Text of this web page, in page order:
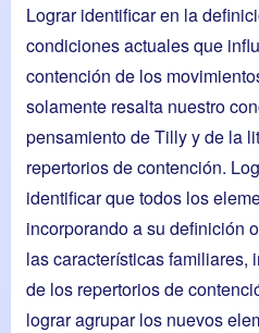
Lograr identificar en la
condiciones actuales que
contención de los
solamente resalta nuestro
pensamiento de Tilly y de la
repertorios de contención.
identificar que todos los
incorporando a su definición
las características familiares,
de los repertorios de
lograr agrupar los nuevos